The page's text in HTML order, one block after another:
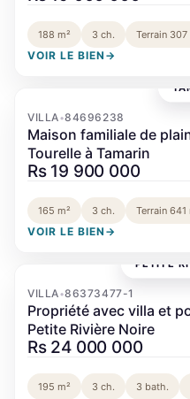
188 m² 3 ch. Terrain 307
VOIR LE BIEN →
VILLA•84696238
Maison familiale de
Tourelle à Tamarin
Rs 19 900 000
165 m² 3 ch. Terrain 641
VOIR LE BIEN →
PETITE
VILLA•86373477-1
Propriété avec villa et
Petite Rivière Noire
Rs 24 000 000
195 m² 3 ch. 3 bath.